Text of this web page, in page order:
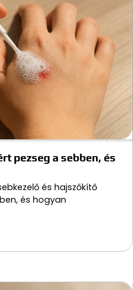
pezseg a sebben, és
és hajszőkítő
és hogyan